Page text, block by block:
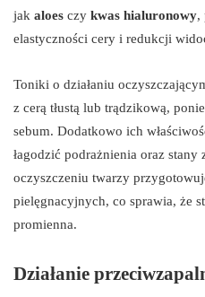
jak aloes czy kwas hialuronowy,
elastyczności cery i redukcji
Toniki o działaniu
z cerą tłustą lub trądzikową,
sebum. Dodatkowo ich
łagodzić podrażnienia oraz
oczyszczeniu twarzy
pielęgnacyjnych, co sprawia, że
promienna.
Działanie